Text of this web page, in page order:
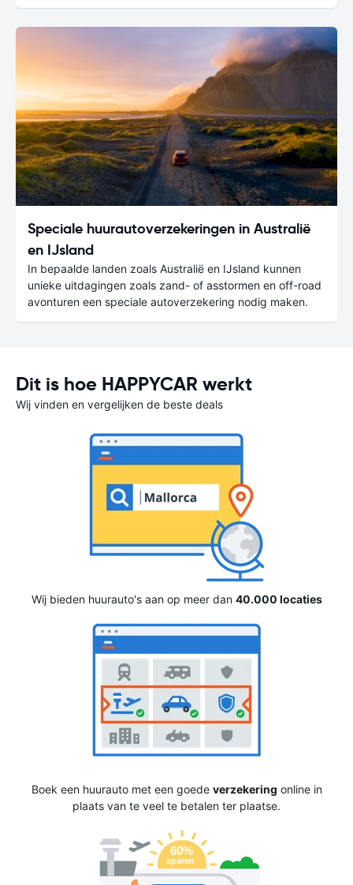
Speciale huurautoverzekeringen in Australië
en IJsland
In bepaalde landen zoals Australië en IJsland kunnen
unieke uitdagingen zoals zand- of asstormen en off-road
avonturen een speciale autoverzekering nodig maken.
Dit is hoe HAPPYCAR werkt
Wij vinden en vergelijken de beste deals
Wij bieden huurauto's aan op meer dan 40.000 locaties
Boek een huurauto met een goede verzekering online in
plaats van te veel te betalen ter plaatse.